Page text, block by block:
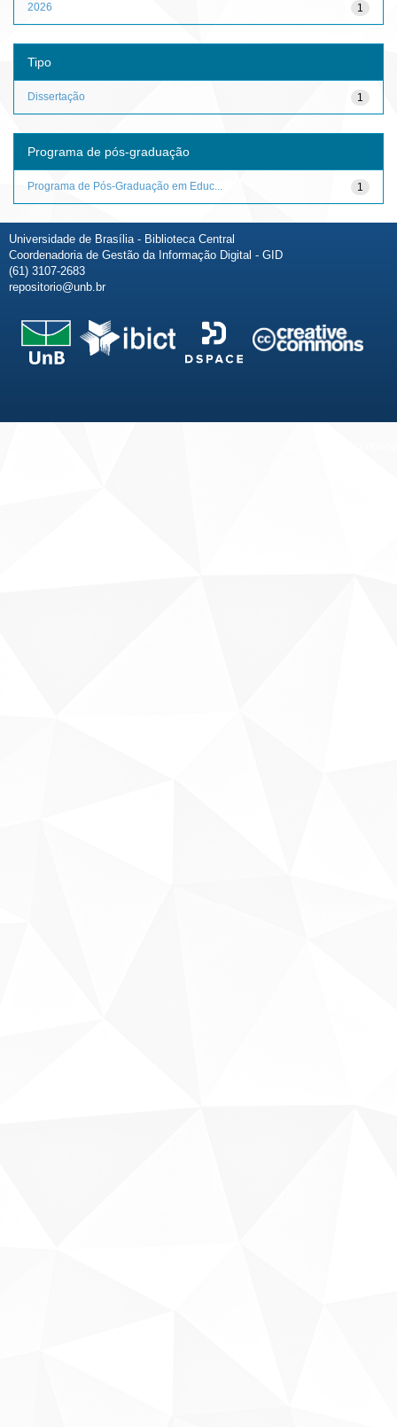
1
2026
Tipo
1
Dissertação
Programa de pós-graduação
1
Programa de Pós-Graduação em Educ...
Universidade de Brasília - Biblioteca Central
Coordenadoria de Gestão da Informação Digital - GID
(61) 3107-2683
repositorio@unb.br